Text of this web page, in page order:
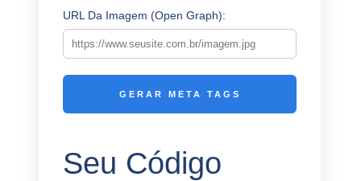
URL Da Imagem (Open Graph):
GERAR META TAGS
Seu Código